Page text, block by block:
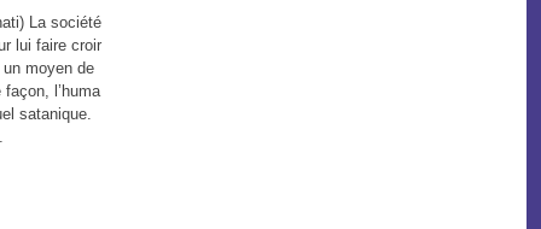
La société
lui faire croir
moyen de
l’huma
satanique.